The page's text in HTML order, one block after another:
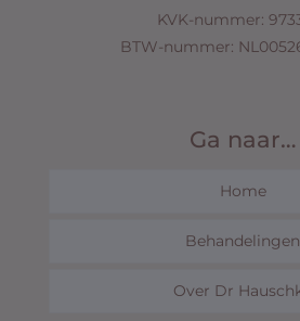
KVK-nummer:
BTW-nummer:
Ga naar…
Home
Behandelingen
Over Dr